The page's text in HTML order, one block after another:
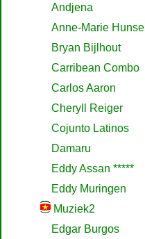
Andjena
Anne-Marie Hunsel
Bryan Bijlhout
Carribean Combo
Carlos Aaron
Cheryll Reiger
Cojunto Latinos
Damaru
Eddy Assan *****
Eddy Muringen
Muziek2
Edgar Burgos